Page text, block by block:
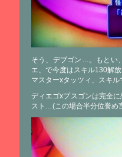
そう、デブゴン…。もとい
エ、で今度はスキル130解
マスターxタッツィ、スキル
ディエゴxプスゴンは完全
スト…(この場合半分位誉め